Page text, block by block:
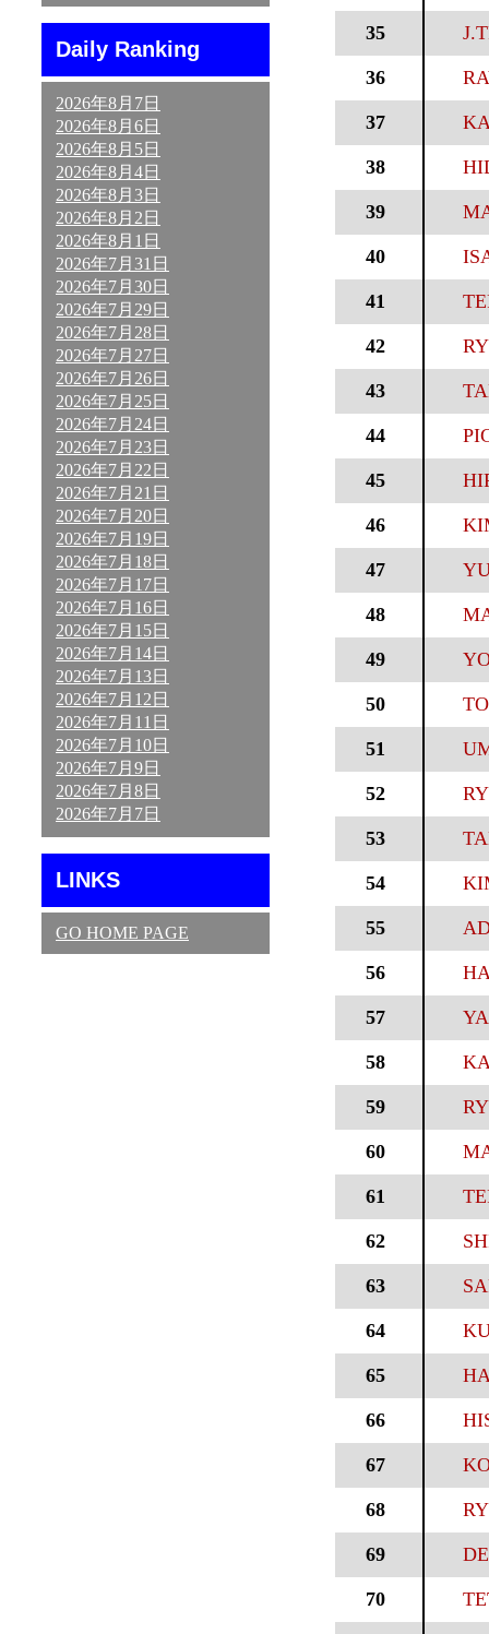
Daily Ranking
2026年8月7日
2026年8月6日
2026年8月5日
2026年8月4日
2026年8月3日
2026年8月2日
2026年8月1日
2026年7月31日
2026年7月30日
2026年7月29日
2026年7月28日
2026年7月27日
2026年7月26日
2026年7月25日
2026年7月24日
2026年7月23日
2026年7月22日
2026年7月21日
2026年7月20日
2026年7月19日
2026年7月18日
2026年7月17日
2026年7月16日
2026年7月15日
2026年7月14日
2026年7月13日
2026年7月12日
2026年7月11日
2026年7月10日
2026年7月9日
2026年7月8日
2026年7月7日
LINKS
GO HOME PAGE
35
36
37
38
39
40
41
42
43
44
45
46
47
48
49
50
51
52
53
54
55
56
57
58
59
60
61
62
63
64
65
66
67
68
69
70